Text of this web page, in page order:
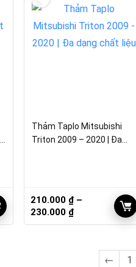
230.000 ₫
Thảm Taplo Mitsubishi
Triton 2009 – 2020 | Đa
210.000 ₫ –
230.000 ₫Khoảng
giá:
210.000 ₫
← 1